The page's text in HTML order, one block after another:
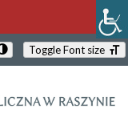
Toggle Font size